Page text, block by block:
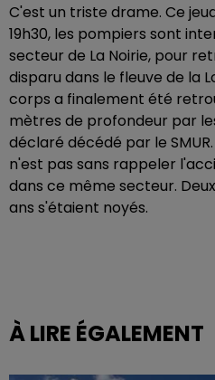
C'est un triste drame. Ce
19h30, les pompiers sont
secteur de La Noirie, pour
disparu dans le fleuve de la
corps a finalement été
mètres de profondeur par
déclaré décédé par le
n'est pas sans rappeler
dans ce même secteur.
ans s'étaient noyés.
À LIRE ÉGALEMENT